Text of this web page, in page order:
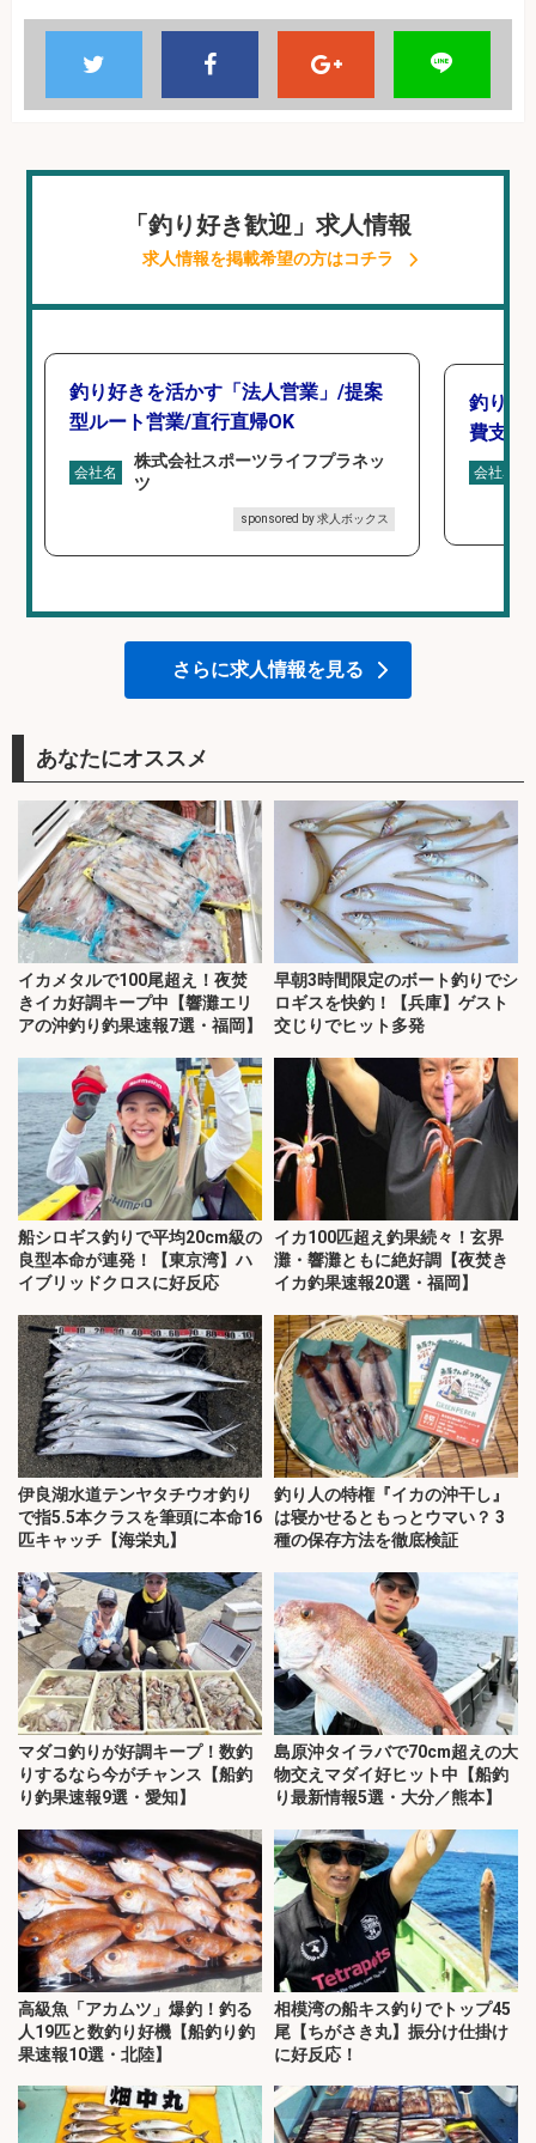
「釣り好き歓迎」求人情報
求人情報を掲載希望の方はコチラ
釣り好きを活かす「法人営業」/提案
型ルート営業/直行直帰OK
会社名
株式会社スポーツライフプラネッ
ツ
sponsored by 求人ボックス
釣り具
費支給
会社名
さらに求人情報を見る
あなたにオススメ
イカメタルで100尾超え！夜焚
きイカ好調キープ中【響灘エリ
アの沖釣り釣果速報7選・福岡】
早朝3時間限定のボート釣りでシ
ロギスを快釣！【兵庫】ゲスト
交じりでヒット多発
船シロギス釣りで平均20cm級の
良型本命が連発！【東京湾】ハ
イブリッドクロスに好反応
イカ100匹超え釣果続々！玄界
灘・響灘ともに絶好調【夜焚き
イカ釣果速報20選・福岡】
伊良湖水道テンヤタチウオ釣り
で指5.5本クラスを筆頭に本命16
匹キャッチ【海栄丸】
釣り人の特権『イカの沖干し』
は寝かせるともっとウマい？ 3
種の保存方法を徹底検証
マダコ釣りが好調キープ！数釣
りするなら今がチャンス【船釣
り釣果速報9選・愛知】
島原沖タイラバで70cm超えの大
物交えマダイ好ヒット中【船釣
り最新情報5選・大分／熊本】
高級魚「アカムツ」爆釣！釣る
人19匹と数釣り好機【船釣り釣
果速報10選・北陸】
相模湾の船キス釣りでトップ45
尾【ちがさき丸】振分け仕掛け
に好反応！